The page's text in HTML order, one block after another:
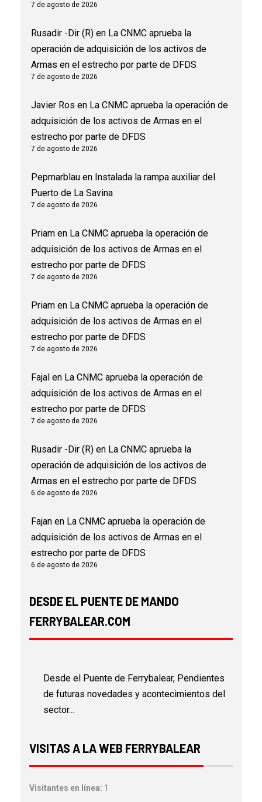
7 de agosto de 2026
Rusadir -Dir (R) en La CNMC aprueba la
operación de adquisición de los activos de
Armas en el estrecho por parte de DFDS
7 de agosto de 2026
Javier Ros en La CNMC aprueba la operación de
adquisición de los activos de Armas en el
estrecho por parte de DFDS
7 de agosto de 2026
Pepmarblau en Instalada la rampa auxiliar del
Puerto de La Savina
7 de agosto de 2026
Priam en La CNMC aprueba la operación de
adquisición de los activos de Armas en el
estrecho por parte de DFDS
7 de agosto de 2026
Priam en La CNMC aprueba la operación de
adquisición de los activos de Armas en el
estrecho por parte de DFDS
7 de agosto de 2026
Fajal en La CNMC aprueba la operación de
adquisición de los activos de Armas en el
estrecho por parte de DFDS
7 de agosto de 2026
Rusadir -Dir (R) en La CNMC aprueba la
operación de adquisición de los activos de
Armas en el estrecho por parte de DFDS
6 de agosto de 2026
Fajan en La CNMC aprueba la operación de
adquisición de los activos de Armas en el
estrecho por parte de DFDS
6 de agosto de 2026
DESDE EL PUENTE DE MANDO
FERRYBALEAR.COM
Desde el Puente de Ferrybalear, Pendientes
de futuras novedades y acontecimientos del
sector...
VISITAS A LA WEB FERRYBALEAR
Visitantes en línea: 1